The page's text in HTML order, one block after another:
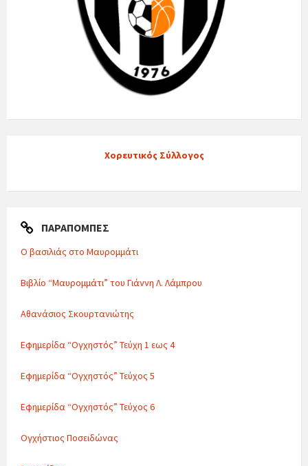
Χορευτικός Σύλλογος
ΠΑΡΑΠΟΜΠΈΣ
Ο βασιλιάς στο Μαυρομμάτι
Βιβλίο “Μαυρομμάτι” του Γιάννη Λ. Λάμπρου
Αθανάσιος Σκουρτανιώτης
Εφημερίδα “Ογχηστός” Τεύχη 1 εως 4
Εφημερίδα “Ογχηστός” Τεύχος 5
Εφημερίδα “Ογχηστός” Τεύχος 6
Ογχήστιος Ποσειδώνας